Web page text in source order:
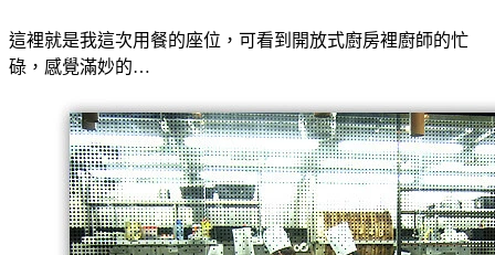
這裡就是我這次用餐的座位，可看到開放式廚房裡廚師的忙
碌，感覺滿妙的…